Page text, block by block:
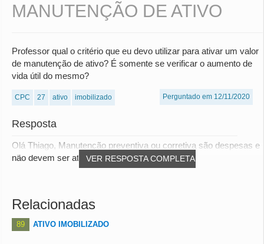
MANUTENÇÃO DE ATIVO
Professor qual o critério que eu devo utilizar para ativar um valor
de manutenção de ativo? É somente se verificar o aumento de
vida útil do mesmo?
CPC 27 ativo imobilizado Perguntado em 12/11/2020
Resposta
VER RESPOSTA COMPLETA
Olá Thiago, Manutenção preventiva ou corretiva são despesas e
não devem ser ativadas. Situação dife...
Relacionadas
89 ATIVO IMOBILIZADO